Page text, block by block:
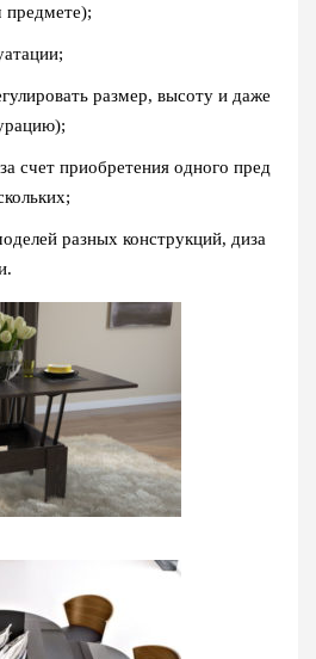
размер, высоту и даже
счет приобретения одного пред
разных конструкций, диза